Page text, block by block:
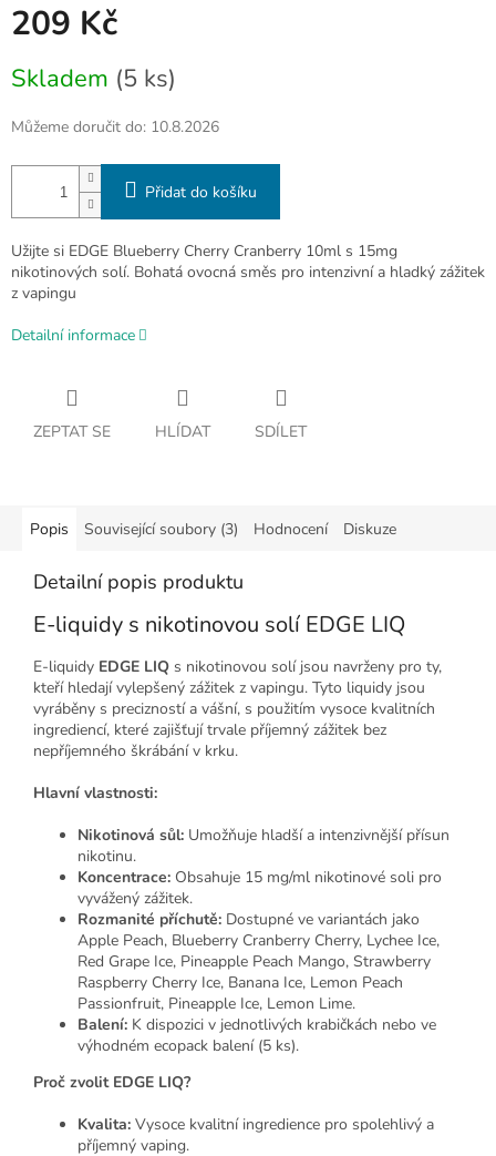
209 Kč
cena:
Skladem (5 ks)
Můžeme doručit do: 10.8.2026
Přidat do košíku
Užijte si EDGE Blueberry Cherry Cranberry 10ml s 15mg
nikotinových solí. Bohatá ovocná směs pro intenzivní a hladký zážitek
z vapingu
Detailní informace
ZEPTAT SE HLÍDAT SDÍLET
Popis Související soubory (3) Hodnocení Diskuze
Detailní popis produktu
E-liquidy s nikotinovou solí EDGE LIQ
E-liquidy EDGE LIQ s nikotinovou solí jsou navrženy pro ty,
kteří hledají vylepšený zážitek z vapingu. Tyto liquidy jsou
vyráběny s precizností a vášní, s použitím vysoce kvalitních
ingrediencí, které zajišťují trvale příjemný zážitek bez
nepříjemného škrábání v krku.
Hlavní vlastnosti:
Nikotinová sůl: Umožňuje hladší a intenzivnější přísun
nikotinu.
Koncentrace: Obsahuje 15 mg/ml nikotinové soli pro
vyvážený zážitek.
Rozmanité příchutě: Dostupné ve variantách jako
Apple Peach, Blueberry Cranberry Cherry, Lychee Ice,
Red Grape Ice, Pineapple Peach Mango, Strawberry
Raspberry Cherry Ice, Banana Ice, Lemon Peach
Passionfruit, Pineapple Ice, Lemon Lime.
Balení: K dispozici v jednotlivých krabičkách nebo ve
výhodném ecopack balení (5 ks).
Proč zvolit EDGE LIQ?
Kvalita: Vysoce kvalitní ingredience pro spolehlivý a
příjemný vaping.